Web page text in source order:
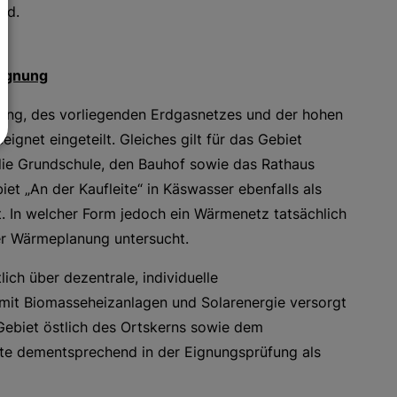
des vorliegenden Erdgasnetzes und der hohen
eingeteilt. Gleiches gilt für das Gebiet
Grundschule, den Bauhof sowie das Rathaus
„An der Kaufleite“ in Käswasser ebenfalls als
welcher Form jedoch ein Wärmenetz tatsächlich
Wärmeplanung untersucht.
über dezentrale, individuelle
Biomasseheizanlagen und Solarenergie versorgt
östlich des Ortskerns sowie dem
dementsprechend in der Eignungsprüfung als